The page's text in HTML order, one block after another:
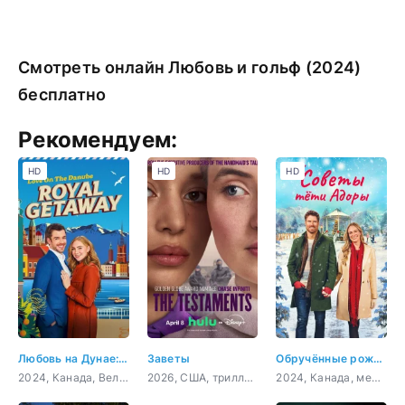
Смотреть онлайн Любовь и гольф (2024)
бесплатно
Рекомендуем:
Любовь на Дунае: Королевское путешествие
2024, Канада, Великобритания, Бельгия, драма, мелодрама
HD
Заветы
2026, США, триллер, драма
HD
Обручённые рождеством
2024, Канада, мелодрама
HD